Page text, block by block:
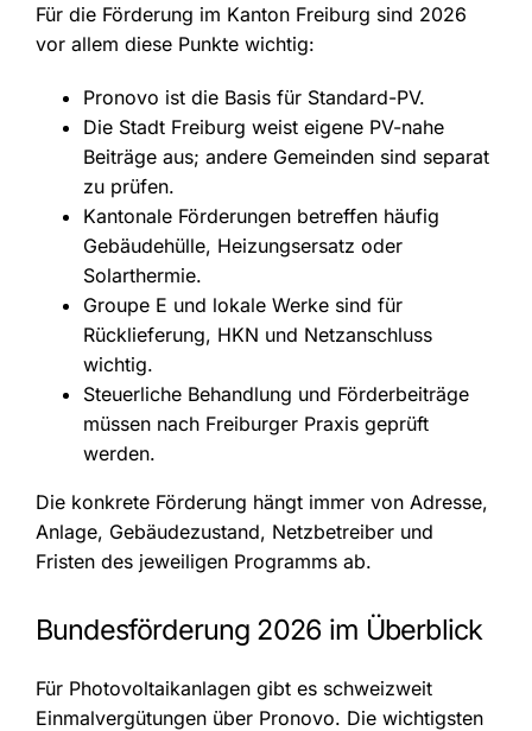
Für die Förderung im Kanton Freiburg sind 2026
vor allem diese Punkte wichtig:
Pronovo ist die Basis für Standard-PV.
Die Stadt Freiburg weist eigene PV-nahe
Beiträge aus; andere Gemeinden sind separat
zu prüfen.
Kantonale Förderungen betreffen häufig
Gebäudehülle, Heizungsersatz oder
Solarthermie.
Groupe E und lokale Werke sind für
Rücklieferung, HKN und Netzanschluss
wichtig.
Steuerliche Behandlung und Förderbeiträge
müssen nach Freiburger Praxis geprüft
werden.
Die konkrete Förderung hängt immer von Adresse,
Anlage, Gebäudezustand, Netzbetreiber und
Fristen des jeweiligen Programms ab.
Bundesförderung 2026 im Überblick
Für Photovoltaikanlagen gibt es schweizweit
Einmalvergütungen über Pronovo. Die wichtigsten